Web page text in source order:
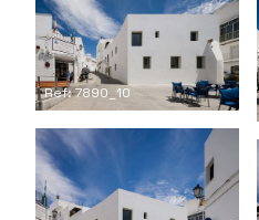
Ref: 7890_10